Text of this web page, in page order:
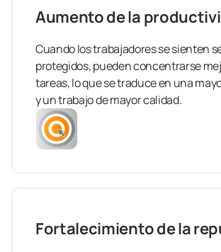
Aumento de la
Cuando los trabajadores se sienten
protegidos, pueden concentrarse
tareas, lo que se traduce en una
y un trabajo de mayor calidad.
Fortalecimiento de la